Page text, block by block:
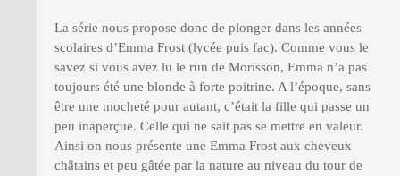
La série nous propose donc de plonger dans les années
scolaires d’Emma Frost (lycée puis fac). Comme vous le
savez si vous avez lu le run de Morisson, Emma n’a pas
toujours été une blonde à forte poitrine. A l’époque, sans
être une mocheté pour autant, c’était la fille qui passe un
peu inaperçue. Celle qui ne sait pas se mettre en valeur.
Ainsi on nous présente une Emma Frost aux cheveux
châtains et peu gâtée par la nature au niveau du tour de